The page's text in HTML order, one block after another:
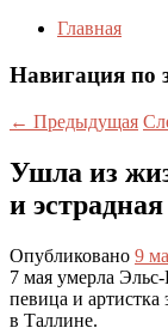
Главная
Навигация по
← Предыдущая
Ушла из
и
Опубликовано 9
7 мая умерла Эльс-
певица и
в Таллине.